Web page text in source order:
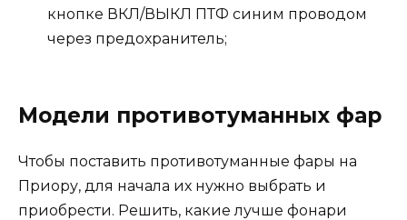
кнопке ВКЛ/ВЫКЛ ПТФ синим проводом
через предохранитель;
Модели противотуманных фар
Чтобы поставить противотуманные фары на
Приору, для начала их нужно выбрать и
приобрести. Решить, какие лучше фонари